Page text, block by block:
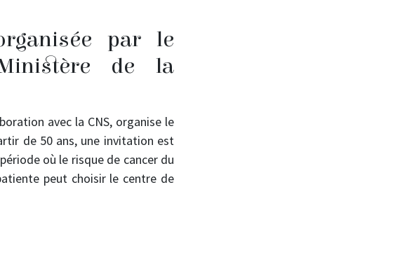
par le
de la
avec la CNS, organise le
de 50 ans, une invitation est
où le risque de cancer du
peut choisir le centre de